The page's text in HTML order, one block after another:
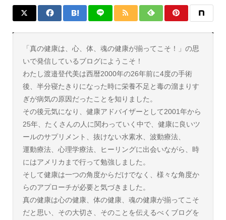
「真の健康は、心、体、魂の健康が揃ってこそ！」の思
いで発信しているブログにようこそ！
わたし渡邉登代美は西暦2000年の26年前に4度の手術
後、半分寝たきりになった時に栄養不足と毒の溜まりす
ぎが病気の原因だったことを知りました。
その後元気になり、健康アドバイザーとして2001年から
25年、たくさんの人に関わっていく中で、健康に良いツ
ールのサプリメント、抜けない水素水、波動療法、
運動療法、心理学療法、ヒーリングに出会いながら、時
にはアメリカまで行って勉強しました。
そして健康は一つの角度からだけでなく、様々な角度か
らのアプローチが必要と気づきました。
真の健康は心の健康、体の健康、魂の健康が揃ってこそ
だと思い、その大切さ、そのことを伝えるべくブログを